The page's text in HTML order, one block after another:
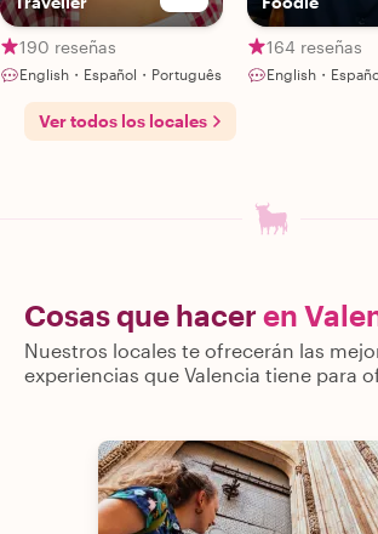
190 reseñas
English・Español・Português
164 reseñas
English・
Ver todos los locales
Cosas que hacer en
Nuestros locales te ofrecerán las
experiencias que Valencia tiene para